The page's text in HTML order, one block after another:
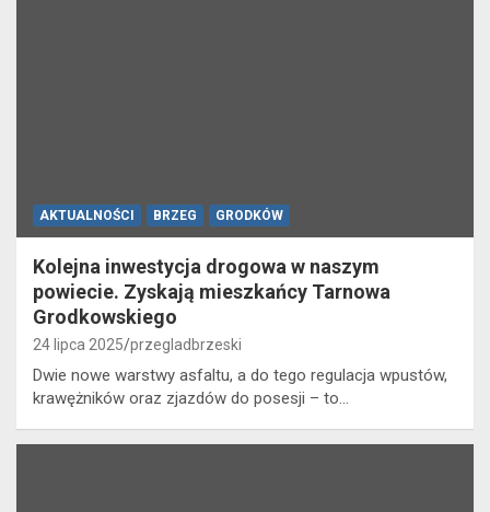
AKTUALNOŚCI BRZEG GRODKÓW
Kolejna inwestycja drogowa w naszym
powiecie. Zyskają mieszkańcy Tarnowa
Grodkowskiego
24 lipca 2025 przegladbrzeski
Dwie nowe warstwy asfaltu, a do tego regulacja wpustów,
krawężników oraz zjazdów do posesji – to…